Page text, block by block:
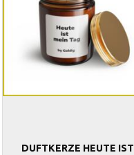
DUFTKERZE HEUTE IST